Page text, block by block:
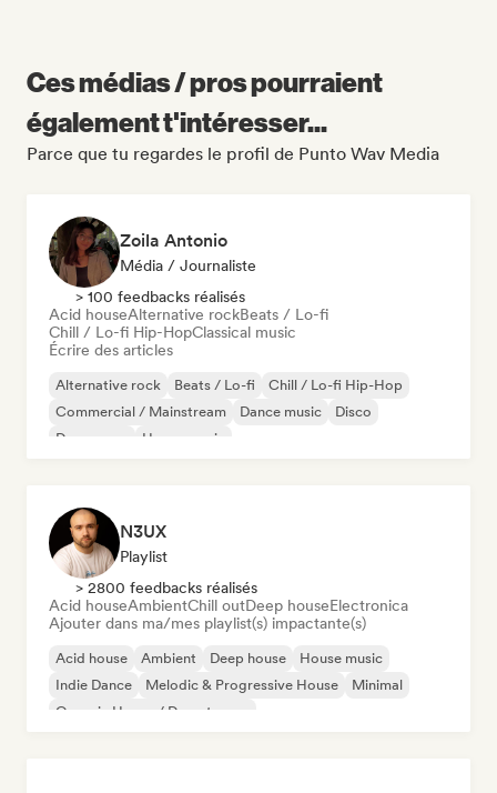
Ces médias / pros pourraient
également t'intéresser...
Parce que tu regardes le profil de Punto Wav Media
Zoila Antonio
Média / Journaliste
> 100 feedbacks réalisés
Acid houseAlternative rockBeats / Lo-fi
Chill / Lo-fi Hip-HopClassical music
Écrire des articles
Alternative rock Beats / Lo-fi
Chill / Lo-fi Hip-Hop
Commercial / Mainstream
Dance music
Disco
Dream pop
House music
N3UX
Playlist
> 2800 feedbacks réalisés
Acid houseAmbientChill outDeep houseElectronica
Ajouter dans ma/mes playlist(s) impactante(s)
Acid house Ambient Deep house
House music
Indie Dance
Melodic & Progressive House
Minimal
Organic House / Downtempo